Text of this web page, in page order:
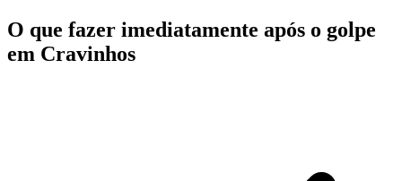
O que fazer imediatamente após o golpe
em Cravinhos